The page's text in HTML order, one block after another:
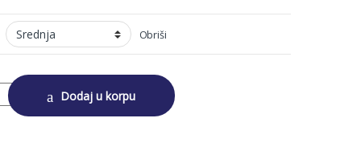
Obriši
TROJERUČICA quantity
Dodaj u korpu